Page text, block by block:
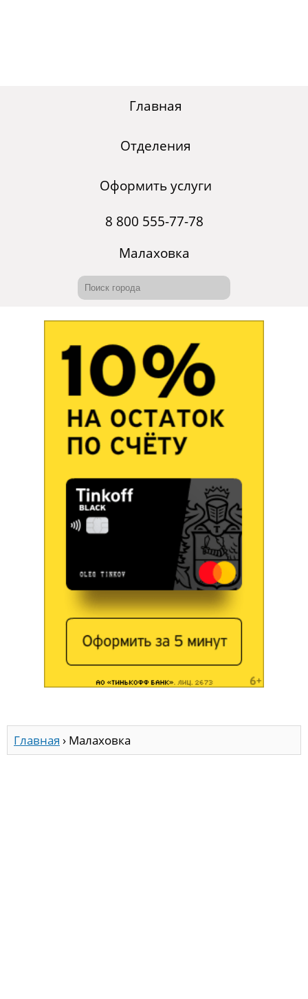
Главная
Отделения
Оформить услуги
8 800 555-77-78
Малаховка
Главная › Малаховка